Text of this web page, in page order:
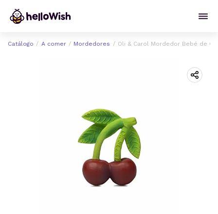
Catálogo A comer Mordedores Oli & Carol Mordedor Bebé de